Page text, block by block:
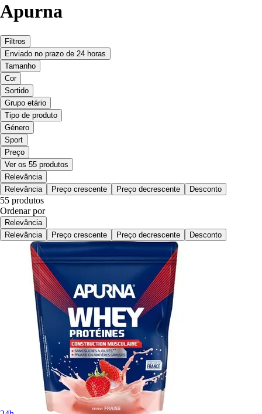
Apurna
Filtros
Enviado no prazo de 24 horas
Tamanho
Cor
Sortido
Grupo etário
Tipo de produto
Género
Sport
Preço
Ver os 55 produtos
Relevância
Relevância
Preço crescente Preço decrescente Desconto
55 produtos
Ordenar por
Relevância
Relevância
Preço crescente Preço decrescente Desconto